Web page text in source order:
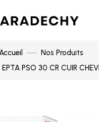
Nos Produits
EPTA PSO 30 CR CUIR